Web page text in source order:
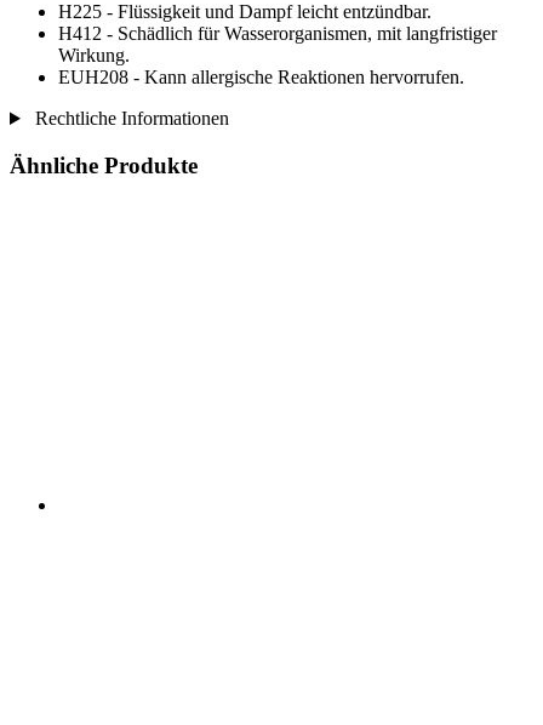
H225 - Flüssigkeit und Dampf leicht entzündbar.
H412 - Schädlich für Wasserorganismen, mit langfristiger
Wirkung.
EUH208 - Kann allergische Reaktionen hervorrufen.
Rechtliche Informationen
Ähnliche Produkte